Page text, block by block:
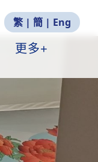
繁 | 簡 | Eng
更多+